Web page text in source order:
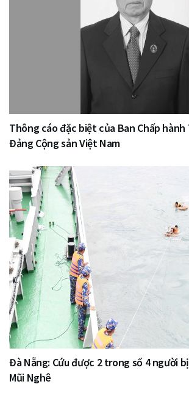
Thông cáo đặc biệt của Ban Chấp
Đảng Cộng sản Việt Nam
Đà Nẵng: Cứu được 2 trong số 4 người
Mũi Nghê